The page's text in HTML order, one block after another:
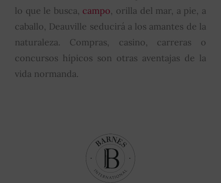
lo que le busca, campo, orilla del mar, a pie, a
caballo, Deauville seducirá a los amantes de la
naturaleza. Compras, casino, carreras o
concursos hípicos son otras aventajas de la
vida normanda.